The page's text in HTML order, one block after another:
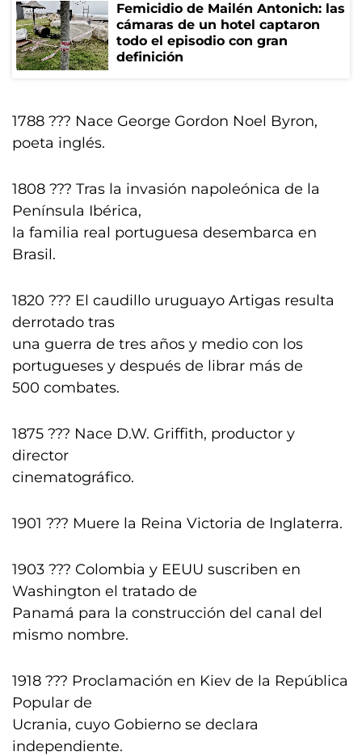
Femicidio de Mailén Antonich: las
cámaras de un hotel captaron
todo el episodio con gran
definición
1788 ??? Nace George Gordon Noel Byron,
poeta inglés.
1808 ??? Tras la invasión napoleónica de la
Península Ibérica,
la familia real portuguesa desembarca en
Brasil.
1820 ??? El caudillo uruguayo Artigas resulta
derrotado tras
una guerra de tres años y medio con los
portugueses y después de librar más de
500 combates.
1875 ??? Nace D.W. Griffith, productor y
director
cinematográfico.
1901 ??? Muere la Reina Victoria de Inglaterra.
1903 ??? Colombia y EEUU suscriben en
Washington el tratado de
Panamá para la construcción del canal del
mismo nombre.
1918 ??? Proclamación en Kiev de la República
Popular de
Ucrania, cuyo Gobierno se declara
independiente.